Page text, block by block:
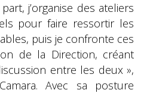
j’organise des ateliers
pour faire ressortir les
puis je confronte ces
de la Direction, créant
entre les deux »,
Avec sa posture